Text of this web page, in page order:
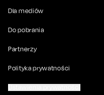
Dla mediów
Do pobrania
Partnerzy
Polityka prywatności